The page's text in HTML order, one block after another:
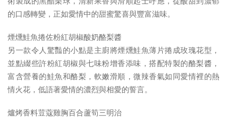
的口感轉變，正如愛情中的甜蜜驚喜與豐富滋味。
煙燻鮭魚捲佐粉紅胡椒酸奶酪梨醬
另一款令人驚豔的小點是主廚將煙燻鮭魚薄片捲成玫瑰花型，
並點綴些許粉紅胡椒與七味粉增香添味，搭配特製的酪梨醬，
富含營養的鮭魚和酪梨，軟嫩滑順，微辣香氣如同愛情裡的熱
情火花，低語著愛情的濃烈與相愛的誓言。
爐烤香料荳蔻雞胸百合蘆筍三明治